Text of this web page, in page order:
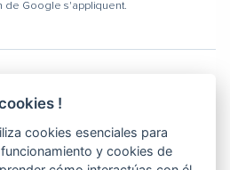
de Google s'appliquent.
- Tous droits réservés
de conduite
de Qualité
!
cookies esenciales para
y cookies de